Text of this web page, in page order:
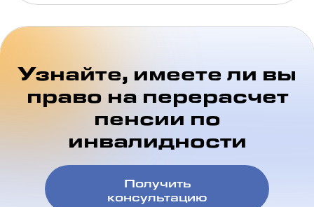
Узнайте, имеете ли вы
право на перерасчет
пенсии по
инвалидности
Получить
консультацию